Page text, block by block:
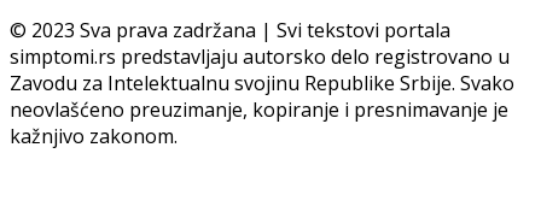
© 2023 Sva prava zadržana | Svi tekstovi portala
simptomi.rs predstavljaju autorsko delo registrovano u
Zavodu za Intelektualnu svojinu Republike Srbije. Svako
neovlašćeno preuzimanje, kopiranje i presnimavanje je
kažnjivo zakonom.